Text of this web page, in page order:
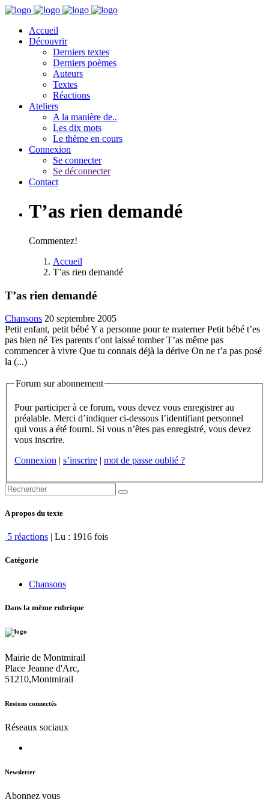
Accueil
Découvrir
Derniers textes
Derniers poèmes
Auteurs
Textes
Réactions
Ateliers
A la manière de..
Les dix mots
Le thème en cours
Connexion
Se connecter
Se déconnecter
Contact
T’as rien demandé
Commentez!
Accueil
T’as rien demandé
T’as rien demandé
Chansons 20 septembre 2005
Petit enfant, petit bébé Y a personne pour te materner Petit bébé t’es
pas bien né Tes parents t’ont laissé tomber T’as même pas
commencer à vivre Que tu connais déjà la dérive On ne t’a pas posé
la (...)
Forum sur abonnement
Pour participer à ce forum, vous devez vous enregistrer au
préalable. Merci d’indiquer ci-dessous l’identifiant personnel
qui vous a été fourni. Si vous n’êtes pas enregistré, vous devez
vous inscrire.
Connexion | s’inscrire | mot de passe oublié ?
A propos du texte
5 réactions | Lu : 1916 fois
Catégorie
Chansons
Dans la même rubrique
Mairie de Montmirail
Place Jeanne d'Arc,
51210,Montmirail
Restons connectés
Réseaux sociaux
Newsletter
Abonnez vous